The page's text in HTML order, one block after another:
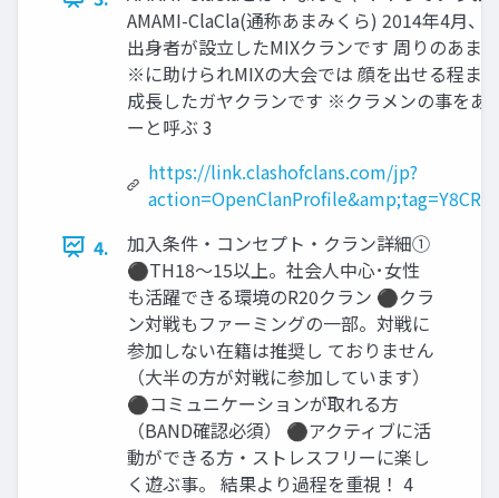
AMAMI-ClaCla(通称あまみくら) 2014年4月、
出身者が設立したMIXクランです 周りのあま
※に助けられMIXの大会では 顔を出せる程ま
成長したガヤクランです ※クラメンの事をあ
ーと呼ぶ 3
https://link.clashofclans.com/jp?
4.
加入条件・コンセプト・クラン詳細①
⚫TH18～15以上。社会人中心･女性
も活躍できる環境のR20クラン ⚫クラ
ン対戦もファーミングの一部。対戦に
参加しない在籍は推奨し ておりません
（大半の方が対戦に参加しています）
⚫コミュニケーションが取れる方
（BAND確認必須） ⚫アクティブに活
動ができる方・ストレスフリーに楽し
く遊ぶ事。 結果より過程を重視！ 4